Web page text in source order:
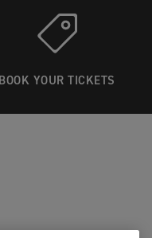
BOOK YOUR TICKETS